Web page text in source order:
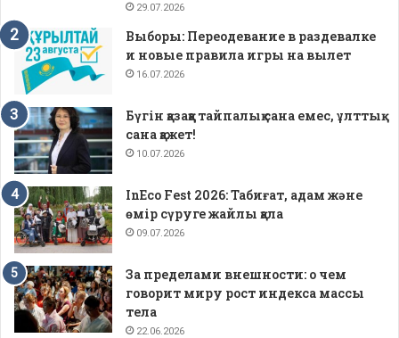
29.07.2026
Выборы: Переодевание в раздевалке
и новые правила игры на вылет
16.07.2026
Бүгін қазаққа тайпалық сана емес, ұлттық
сана қажет!
10.07.2026
InEco Fest 2026: Табиғат, адам және
өмір сүруге жайлы қала
09.07.2026
За пределами внешности: о чем
говорит миру рост индекса массы
тела
22.06.2026